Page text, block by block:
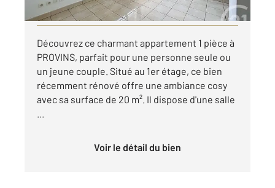
Visiter le site dédié
Découvrez ce charmant appartement 1 pièce à
PROVINS, parfait pour une personne seule ou
un jeune couple. Situé au 1er étage, ce bien
récemment rénové offre une ambiance cosy
avec sa surface de 20 m². Il dispose d'une salle
...
Voir le détail du bien